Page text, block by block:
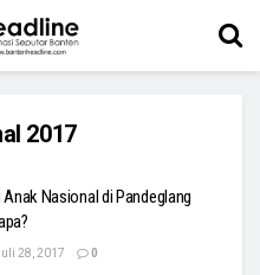
2017
Nasional di Pandeglang
28, 2017 0